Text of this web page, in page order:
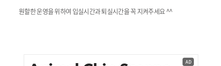
원할한 운영을 위하여 입실시간과 퇴실시간을 꼭 지켜주세요 ^^
AD